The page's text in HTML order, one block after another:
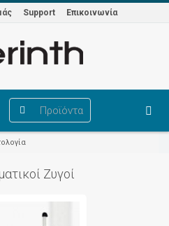
Support Επικοινωνία
Προϊόντα
Ζυγοί